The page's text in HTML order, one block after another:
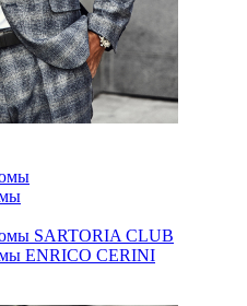
SARTORIA CLUB
ENRICO CERINI